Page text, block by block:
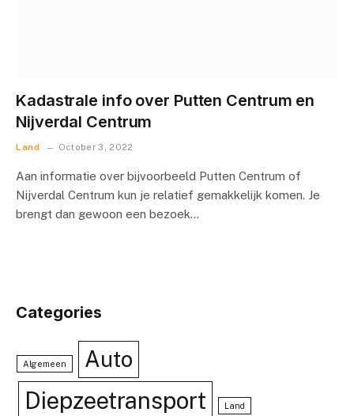
Kadastrale info over Putten Centrum en
Nijverdal Centrum
Land October 3, 2022
Aan informatie over bijvoorbeeld Putten Centrum of
Nijverdal Centrum kun je relatief gemakkelijk komen. Je
brengt dan gewoon een bezoek…
Categories
Algemeen Auto
Diepzeetransport Land